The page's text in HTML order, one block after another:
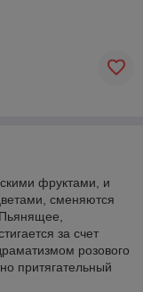
фруктами, и
сменяются
за счет
розового
притягательный